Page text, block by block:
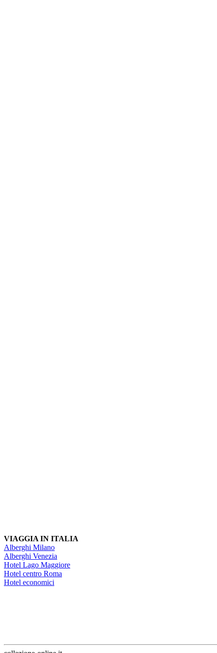
VIAGGIA IN ITALIA
Alberghi Milano
Alberghi Venezia
Hotel Lago Maggiore
Hotel centro Roma
Hotel economici